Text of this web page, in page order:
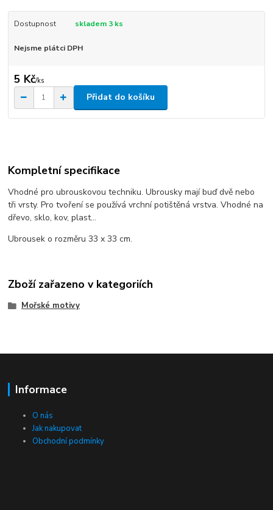
Dostupnost skladem 3 ks
Nejsme plátci DPH
5 Kč/ks
Přidat do košíku
Kompletní specifikace
Vhodné pro ubrouskovou techniku. Ubrousky mají buď dvě nebo
tři vrsty. Pro tvoření se používá vrchní potištěná vrstva. Vhodné na
dřevo, sklo, kov, plast...
Ubrousek o rozměru 33 x 33 cm.
Zboží zařazeno v kategoriích
Mořské motivy
Informace
O nás
Jak nakupovat
Obchodní podmínky